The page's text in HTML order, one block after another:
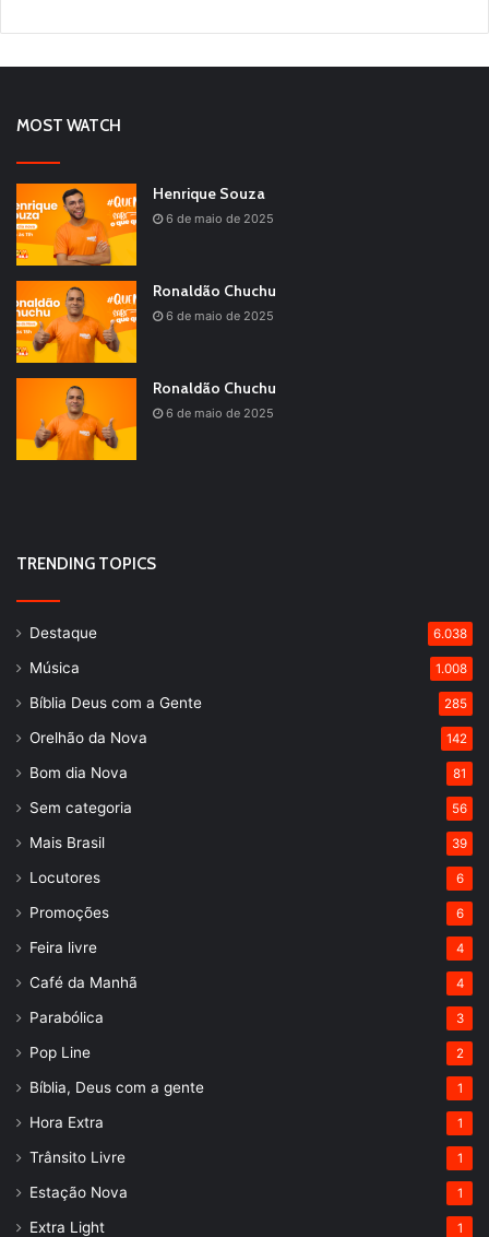
MOST WATCH
Henrique Souza
6 de maio de 2025
Ronaldão Chuchu
6 de maio de 2025
Ronaldão Chuchu
6 de maio de 2025
TRENDING TOPICS
Destaque 6.038
Música 1.008
Bíblia Deus com a Gente 285
Orelhão da Nova 142
Bom dia Nova 81
Sem categoria 56
Mais Brasil 39
Locutores 6
Promoções 6
Feira livre 4
Café da Manhã 4
Parabólica 3
Pop Line 2
Bíblia, Deus com a gente 1
Hora Extra 1
Trânsito Livre 1
Estação Nova 1
Extra Light 1